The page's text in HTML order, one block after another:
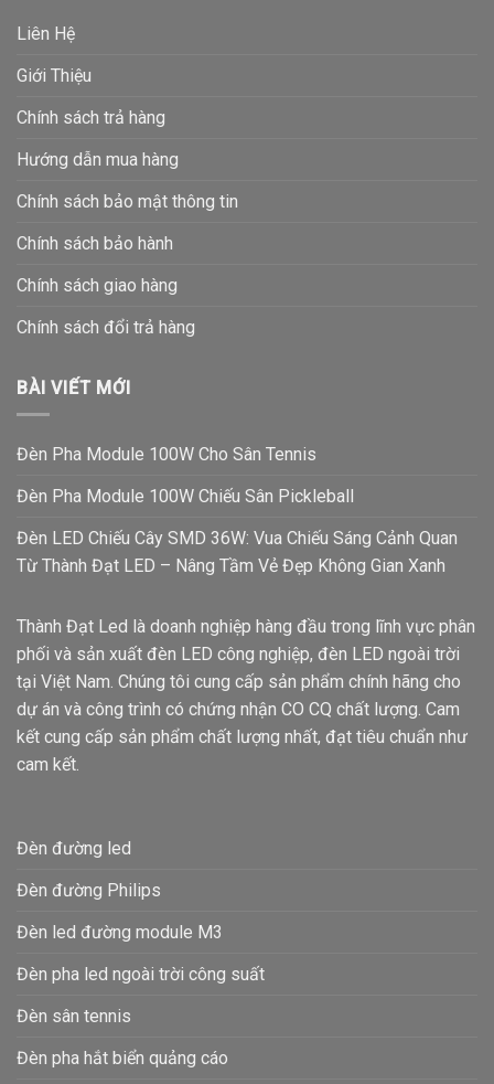
Liên Hệ
Giới Thiệu
Chính sách trả hàng
Hướng dẫn mua hàng
Chính sách bảo mật thông tin
Chính sách bảo hành
Chính sách giao hàng
Chính sách đổi trả hàng
BÀI VIẾT MỚI
Đèn Pha Module 100W Cho Sân Tennis
Đèn Pha Module 100W Chiếu Sân Pickleball
Đèn LED Chiếu Cây SMD 36W: Vua Chiếu Sáng Cảnh Quan
Từ Thành Đạt LED – Nâng Tầm Vẻ Đẹp Không Gian Xanh
Thành Đạt Led là doanh nghiệp hàng đầu trong lĩnh vực phân
phối và sản xuất đèn LED công nghiệp, đèn LED ngoài trời
tại Việt Nam. Chúng tôi cung cấp sản phẩm chính hãng cho
dự án và công trình có chứng nhận CO CQ chất lượng. Cam
kết cung cấp sản phẩm chất lượng nhất, đạt tiêu chuẩn như
cam kết.
Đèn đường led
Đèn đường Philips
Đèn led đường module M3
Đèn pha led ngoài trời công suất
Đèn sân tennis
Đèn pha hắt biển quảng cáo